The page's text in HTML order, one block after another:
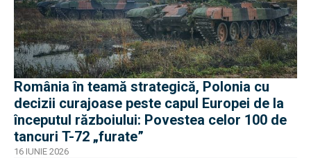
România în teamă strategică, Polonia cu
decizii curajoase peste capul Europei de la
începutul războiului: Povestea celor 100 de
tancuri T-72 „furate”
16 IUNIE 2026